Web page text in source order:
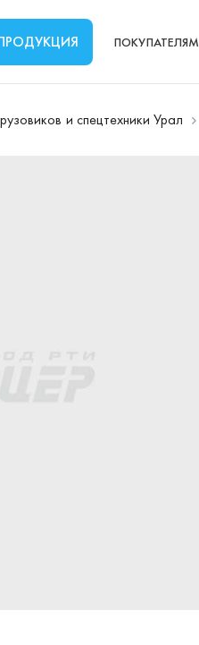
ПОКУПАТЕЛЯМ
и спецтехники Урал